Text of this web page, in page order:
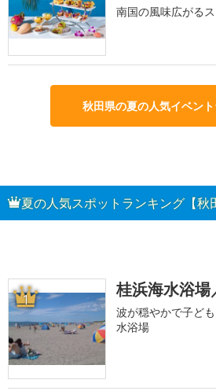
南国の風味広がる
秋田県の夏の人気イベン
夏の人気スポットランキング【秋
1 桂浜海水浴場
波が穏やかで子ど
水浴場